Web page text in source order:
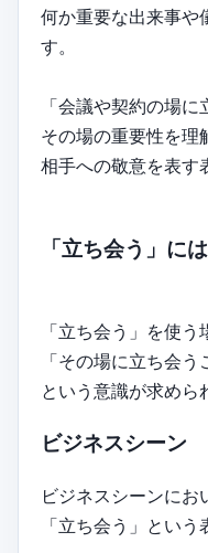
何か重要な出来事や
す。
「会議や契約の場に
その場の重要性を理
相手への敬意を表す
「立ち会う」に
「立ち会う」を使う
「その場に立ち会う
という意識が求めら
ビジネスシーン
ビジネスシーンにお
「立ち会う」という